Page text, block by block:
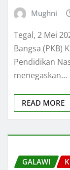
Mughni
Tegal, 2 Mei
Bangsa (PKB)
Pendidikan
menegaskan…
READ MORE
GALAWI